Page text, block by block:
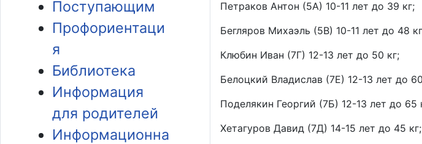
Поступающим
Профориентаци
я
Библиотека
Информация
для родителей
Информационна
Петраков Антон (5А) 10-11 лет до 39 кг;
Бегляров Михаэль (5В) 10-11 лет до 48
Клюбин Иван (7Г) 12-13 лет до 50 кг;
Белоцкий Владислав (7Е) 12-13 лет до
Поделякин Георгий (7Б) 12-13 лет до 65
Хетагуров Давид (7Д) 14-15 лет до 45 кг;